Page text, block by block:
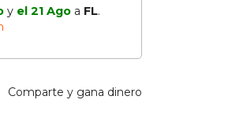
y el 21 Ago a FL.
Comparte y gana dinero